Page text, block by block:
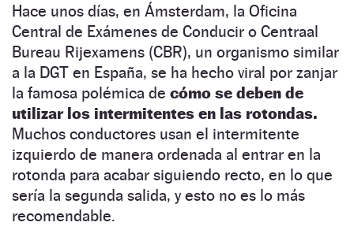
Hace unos días, en Ámsterdam, la Oficina
Central de Exámenes de Conducir o Centraal
Bureau Rijexamens (CBR), un organismo similar
a la DGT en España, se ha hecho viral por zanjar
la famosa polémica de cómo se deben de
utilizar los intermitentes en las rotondas.
Muchos conductores usan el intermitente
izquierdo de manera ordenada al entrar en la
rotonda para acabar siguiendo recto, en lo que
sería la segunda salida, y esto no es lo más
recomendable.